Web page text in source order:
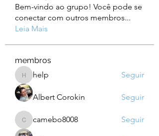
Bem-vindo ao grupo! Você pode se
conectar com outros membros...
Leia Mais
membros
helphelp Seguir
Albert Corokin Seguir
camebo8008
camebo8008 Seguir